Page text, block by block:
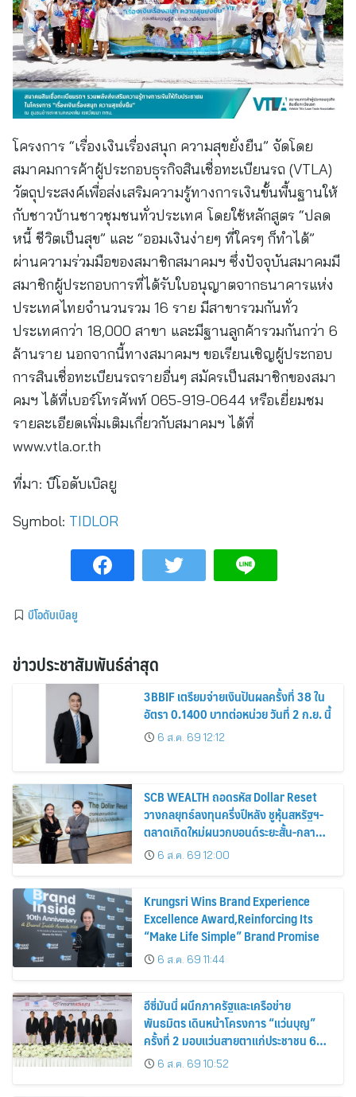
โครงการ “เรื่องเงินเรื่องสนุก ความสุขยั่งยืน” จัดโดย
สมาคมการค้าผู้ประกอบธุรกิจสินเชื่อทะเบียนรถ (VTLA)
วัตถุประสงค์เพื่อส่งเสริมความรู้ทางการเงินขั้นพื้นฐานให้
กับชาวบ้านชาวชุมชนทั่วประเทศ โดยใช้หลักสูตร “ปลด
หนี้ ชีวิตเป็นสุข” และ “ออมเงินง่ายๆ ที่ใครๆ ก็ทำได้”
ผ่านความร่วมมือของสมาชิกสมาคมฯ ซึ่งปัจจุบันสมาคมมี
สมาชิกผู้ประกอบการที่ได้รับใบอนุญาตจากธนาคารแห่ง
ประเทศไทยจำนวนรวม 16 ราย มีสาขารวมกันทั่ว
ประเทศกว่า 18,000 สาขา และมีฐานลูกค้ารวมกันกว่า 6
ล้านราย นอกจากนี้ทางสมาคมฯ ขอเรียนเชิญผู้ประกอบ
การสินเชื่อทะเบียนรถรายอื่นๆ สมัครเป็นสมาชิกของสมา
คมฯ ได้ที่เบอร์โทรศัพท์ 065-919-0644 หรือเยี่ยมชม
รายละเอียดเพิ่มเติมเกี่ยวกับสมาคมฯ ได้ที่
www.vtla.or.th
ที่มา: บีโอดับเบิลยู
Symbol: TIDLOR
บีโอดับเบิลยู
ข่าวประชาสัมพันธ์ล่าสุด
3BBIF เตรียมจ่ายเงินปันผลครั้งที่ 38 ใน
อัตรา 0.1400 บาทต่อหน่วย วันที่ 2 ก.ย. นี้
6 ส.ค. 69 12:12
SCB WEALTH ถอดรหัส Dollar Reset
วางกลยุทธ์ลงทุนครึ่งปีหลัง ชูหุ้นสหรัฐฯ-
ตลาดเกิดใหม่ผนวกบอนด์ระยะสั้น-กลาง
เสริมพอร์ตแกร่ง
6 ส.ค. 69 12:00
Krungsri Wins Brand Experience
Excellence Award,Reinforcing Its
“Make Life Simple” Brand Promise
6 ส.ค. 69 11:44
อีซี่มันนี่ ผนึกภาครัฐและเครือข่าย
พันธมิตร เดินหน้าโครงการ “แว่นบุญ”
ครั้งที่ 2 มอบแว่นสายตาแก่ประชาชน 600
คน ขยายโอกาสการมองเห็นสู่ชุมชนไทย
6 ส.ค. 69 10:52